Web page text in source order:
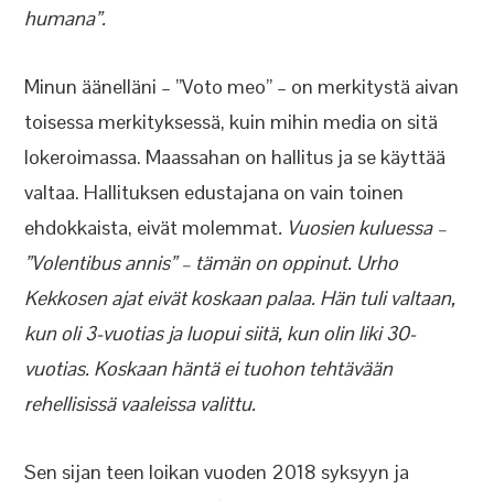
humana”.
Minun äänelläni – ”Voto meo” – on merkitystä aivan
toisessa merkityksessä, kuin mihin media on sitä
lokeroimassa. Maassahan on hallitus ja se käyttää
valtaa. Hallituksen edustajana on vain toinen
ehdokkaista, eivät molemmat. Vuosien kuluessa –
”Volentibus annis” – tämän on oppinut. Urho
Kekkosen ajat eivät koskaan palaa. Hän tuli valtaan,
kun oli 3-vuotias ja luopui siitä, kun olin liki 30-
vuotias. Koskaan häntä ei tuohon tehtävään
rehellisissä vaaleissa valittu.
Sen sijan teen loikan vuoden 2018 syksyyn ja